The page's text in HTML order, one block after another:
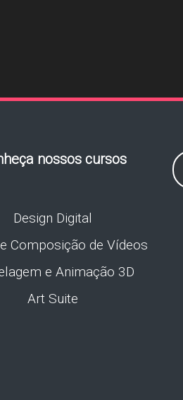
nossos cursos
Design Digital
Composição de Vídeos
e Animação 3D
Art Suite